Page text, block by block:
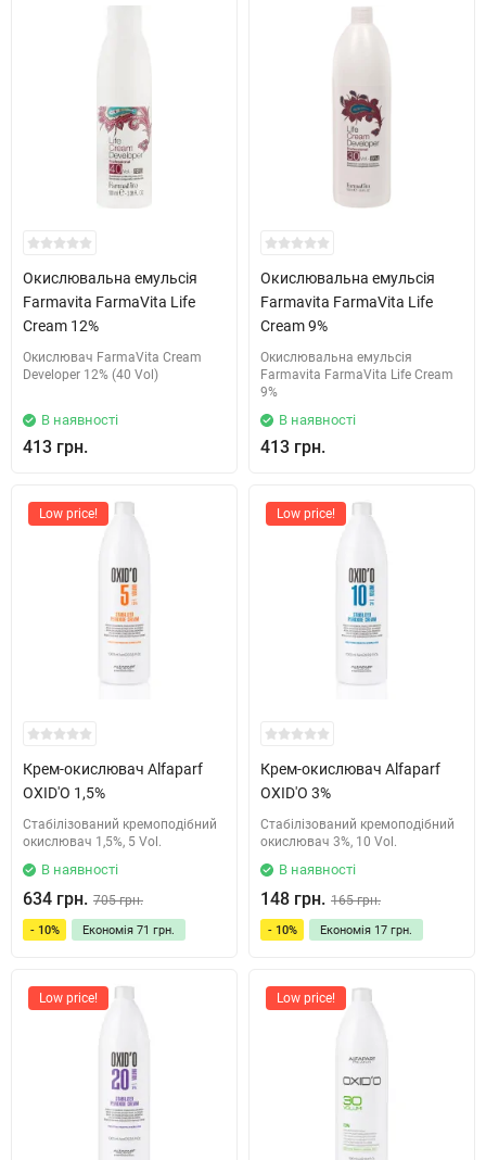
Окислювальна емульсія
Farmavita FarmaVita Life
Cream 12%
Окислювач FarmaVita Cream
Developer 12% (40 Vol)
В наявності
413 грн.
Окислювальна емульсія
Farmavita FarmaVita Life
Cream 9%
Окислювальна емульсія
Farmavita FarmaVita Life Cream
9%
В наявності
413 грн.
Low price!
Крем-окислювач Alfaparf
OXID'O 1,5%
Стабілізований кремоподібний
окислювач 1,5%, 5 Vol.
В наявності
634 грн. 705 грн.
- 10% Економія 71 грн.
Low price!
Крем-окислювач Alfaparf
OXID'O 3%
Стабілізований кремоподібний
окислювач 3%, 10 Vol.
В наявності
148 грн. 165 грн.
- 10% Економія 17 грн.
Low price! Low price!